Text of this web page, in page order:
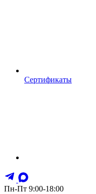
Сертификаты
Пн-Пт 9:00-18:00